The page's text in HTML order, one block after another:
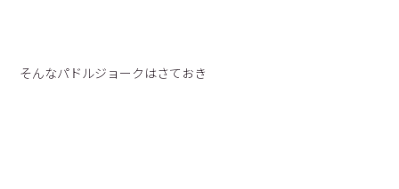
そんなパドルジョークはさておき